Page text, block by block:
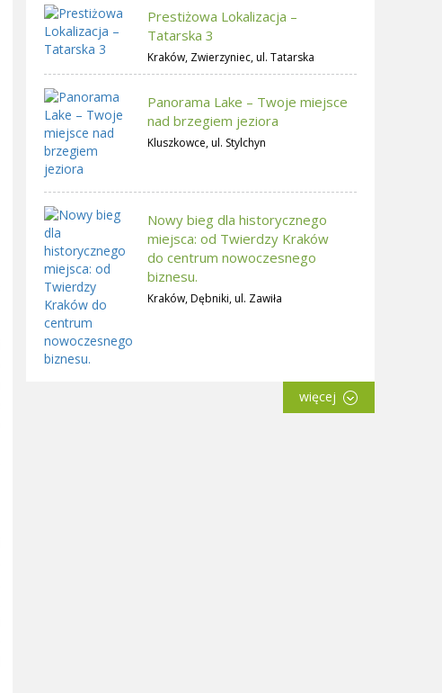
Prestiżowa Lokalizacja –
Tatarska 3
Kraków, Zwierzyniec, ul. Tatarska
Panorama Lake – Twoje miejsce
nad brzegiem jeziora
Kluszkowce, ul. Stylchyn
Nowy bieg dla historycznego
miejsca: od Twierdzy Kraków
do centrum nowoczesnego
biznesu.
Kraków, Dębniki, ul. Zawiła
więcej